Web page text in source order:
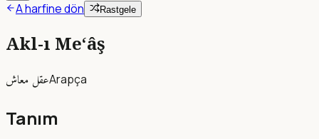
A harfine dön Rastgele
Akl-ı Me‘âş
عقل معاشArapça
Tanım